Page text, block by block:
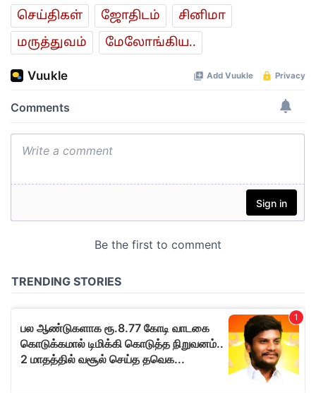
செய்திகள் ஜோ‌திட‌ம்
சினிமா
மரு‌த்துவ‌ம்
மேலோங்கிய..